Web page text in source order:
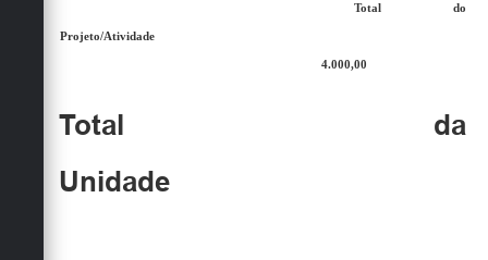
Total do
Projeto/Atividade
4.000,00
Total da
Unidade